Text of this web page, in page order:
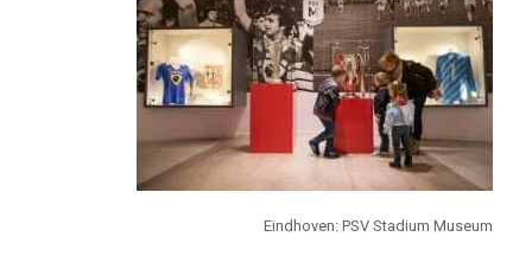
Eindhoven: PSV Stadium Museum